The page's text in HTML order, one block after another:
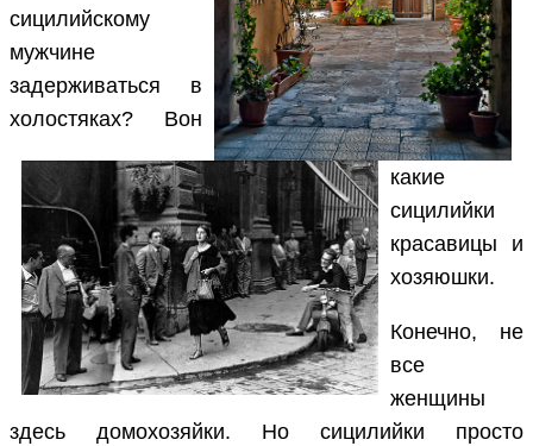
сицилийскому
мужчине
задерживаться в
холостяках? Вон
какие
сицилийки
красавицы и
хозяюшки.
Конечно, не
все
женщины
здесь домохозяйки. Но сицилийки просто